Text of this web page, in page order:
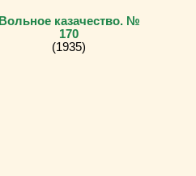
Вольное казачество. №
170
(1935)